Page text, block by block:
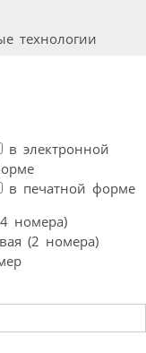
технологии
в электронной
в печатной форме
номера)
(2 номера)